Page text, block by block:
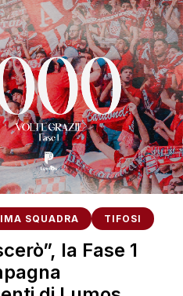
SQUADRA TIFOSI
la Fase 1